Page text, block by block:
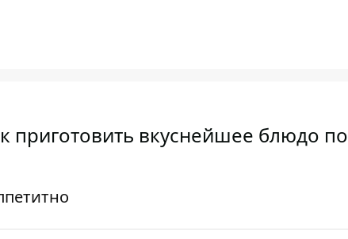
приготовить вкуснейшее блюдо по